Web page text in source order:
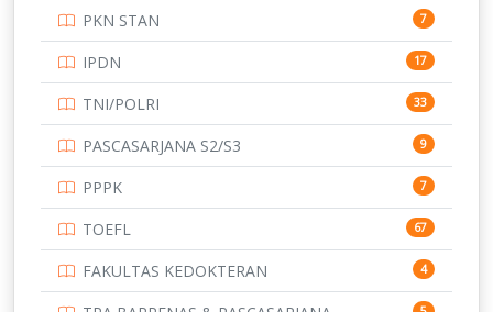
15
14
14
UNIVERSITAS CENDRAWASIH 14
15
219
11
PKN STAN 7
IPDN 17
TNI/POLRI 33
PASCASARJANA S2/S3 9
PPPK 7
TOEFL 67
FAKULTAS KEDOKTERAN 4